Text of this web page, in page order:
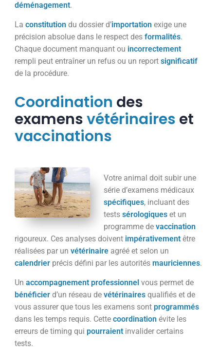
déménagement.
La constitution du dossier d’importation exige une
précision absolue dans le respect des formalités.
Chaque document manquant ou incorrectement
rempli peut entraîner un refus ou un report significatif
de la procédure.
Coordination des
examensvétérinaires et
vaccinations
Votre animal doit subir une
série d’examens médicaux
spécifiques, incluant des
testssérologiques et un
programme devaccination
rigoureux. Ces analyses doivent impérativement être
réalisées par un vétérinaire agréé et selon un
calendrier précis défini par les autorités mauriciennes.
Un accompagnement professionnel vous permet de
bénéficier d’un réseau de vétérinaires qualifiés et de
vous assurer que tous les examens sont programmés
dans les temps requis. Cette coordination évite les
erreurs de timing qui pourraient invalider certains
tests.